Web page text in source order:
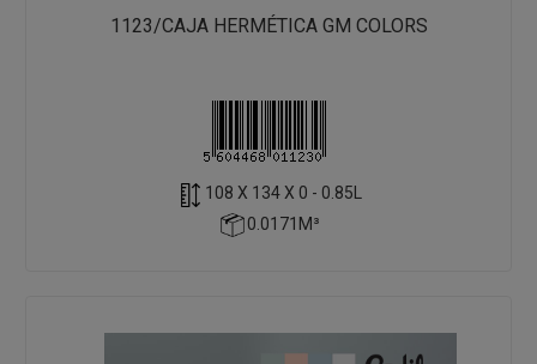
1123/CAJA HERMÉTICA GM COLORS
108 X 134 X 0 - 0.85L
0.0171M³